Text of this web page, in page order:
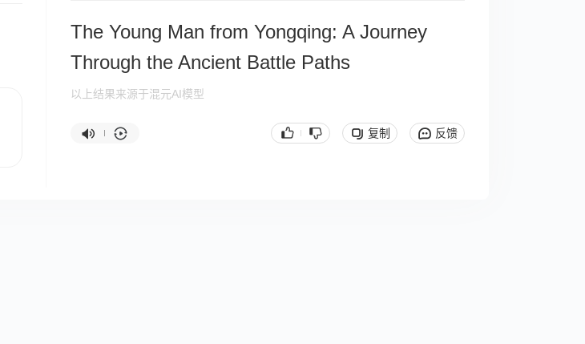
The Young Man from Yongqing: A Journey
Through the Ancient Battle Paths
以上结果来源于混元AI模型
复制 反馈